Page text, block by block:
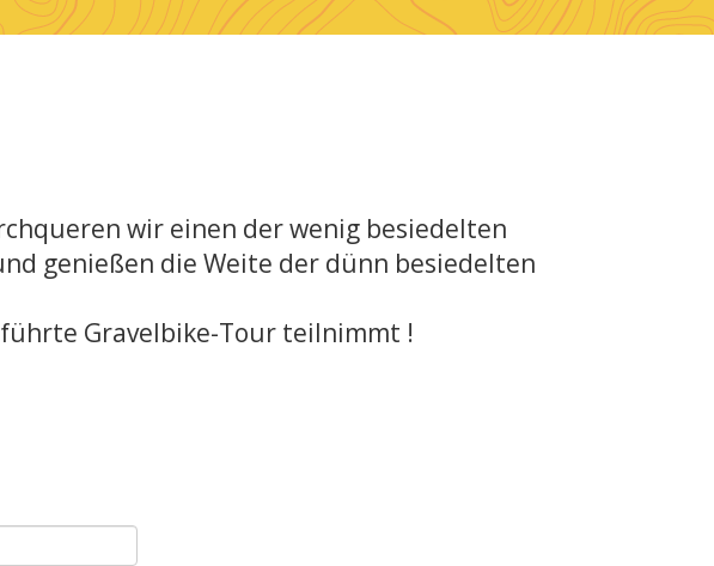
wir einen der wenig besiedelten
genießen die Weite der dünn besiedelten
Gravelbike-Tour teilnimmt !